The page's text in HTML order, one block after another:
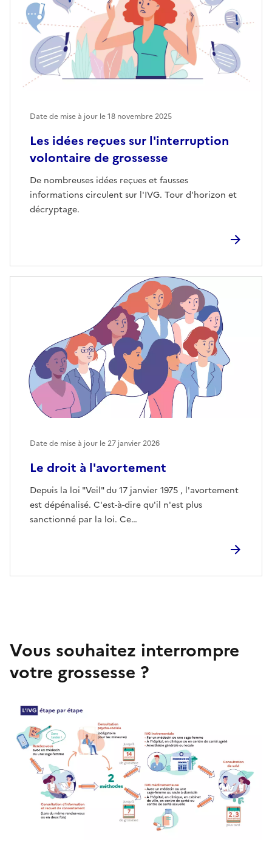
Les idées reçues sur l'interruption
volontaire de grossesse
De nombreuses idées reçues et fausses
informations circulent sur l'IVG. Tour d'horizon et
décryptage.
Date de mise à jour le18 novembre 2025
Le droit à l'avortement
Depuis la loi "Veil" du 17 janvier 1975 , l'avortement
est dépénalisé. C'est-à-dire qu'il n'est plus
sanctionné par la loi. Ce…
Date de mise à jour le27 janvier 2026
Vous souhaitez interrompre
votre grossesse ?